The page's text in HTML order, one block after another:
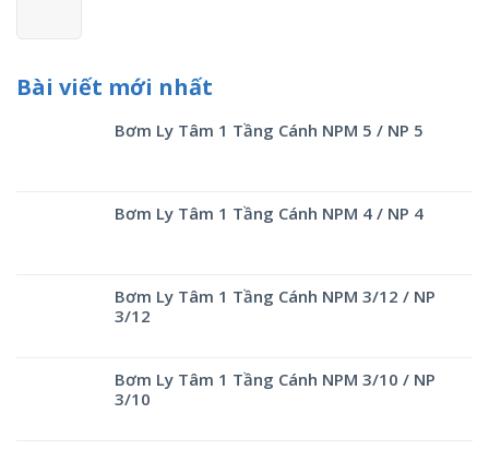
Bài viết mới nhất
Bơm Ly Tâm 1 Tầng Cánh NPM 5 / NP 5
Bơm Ly Tâm 1 Tầng Cánh NPM 4 / NP 4
Bơm Ly Tâm 1 Tầng Cánh NPM 3/12 / NP
3/12
Bơm Ly Tâm 1 Tầng Cánh NPM 3/10 / NP
3/10